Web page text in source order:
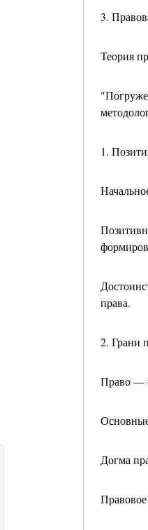
3.
Теория
1.
права.
2. Грани
Право —
Догма